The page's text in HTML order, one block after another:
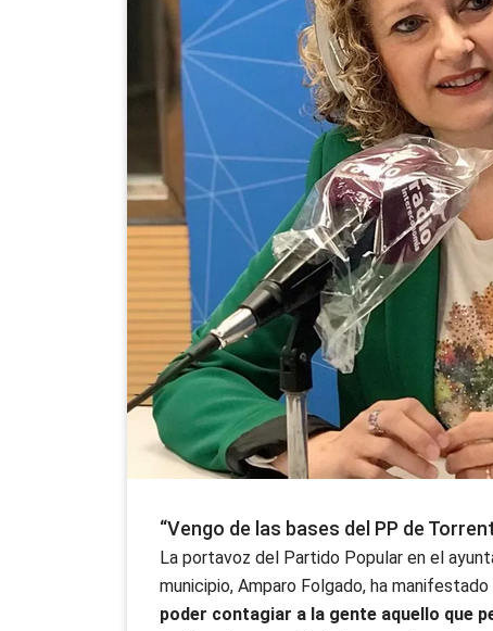
“Vengo de las bases del PP de
La portavoz del Partido Popular en el
municipio, Amparo Folgado, ha
poder contagiar a la gente aquello que